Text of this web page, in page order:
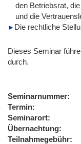
den Betriebsrat,
und die
Die rechtliche
Dieses Seminar
durch.
Seminarnummer
Termin
Seminarort
Übernachtung
Teilnahmegebühr